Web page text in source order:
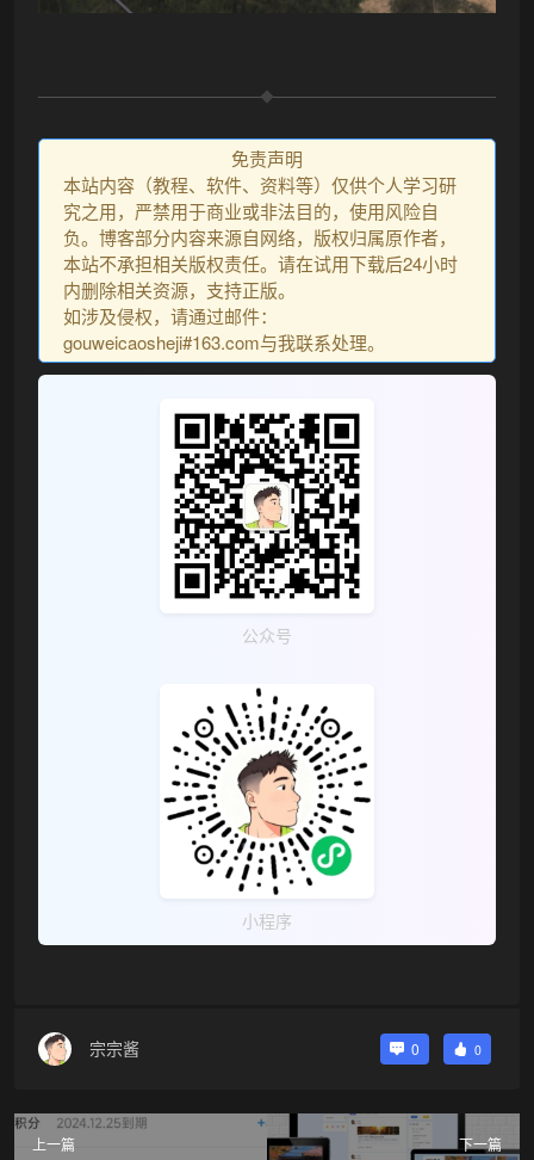
免责声明
本站内容（教程、软件、资料等）仅供个人学习研
究之用，严禁用于商业或非法目的，使用风险自
负。博客部分内容来源自网络，版权归属原作者，
本站不承担相关版权责任。请在试用下载后24小时
内删除相关资源，支持正版。
如涉及侵权，请通过邮件：
gouweicaosheji#163.com与我联系处理。
公众号
小程序
宗宗酱 0 0
上一篇
下一篇